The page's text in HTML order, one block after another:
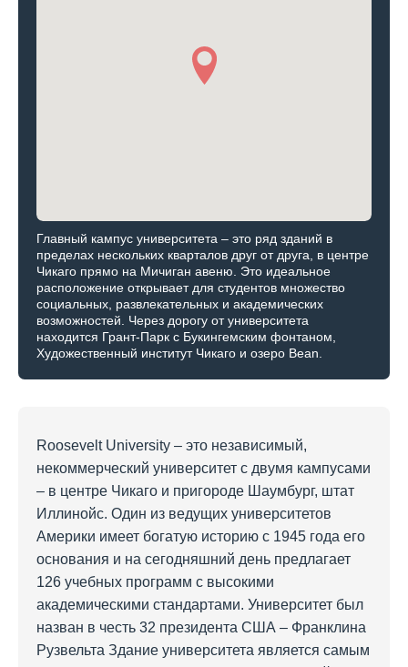
Главный кампус университета – это ряд зданий в
пределах нескольких кварталов друг от друга, в центре
Чикаго прямо на Мичиган авеню. Это идеальное
расположение открывает для студентов множество
социальных, развлекательных и академических
возможностей. Через дорогу от университета
находится Грант-Парк с Букингемским фонтаном,
Художественный институт Чикаго и озеро Bean.
Roosevelt University – это независимый,
некоммерческий университет с двумя кампусами
– в центре Чикаго и пригороде Шаумбург, штат
Иллинойс. Один из ведущих университетов
Америки имеет богатую историю с 1945 года его
основания и на сегодняшний день предлагает
126 учебных программ с высокими
академическими стандартами. Университет был
назван в честь 32 президента США – Франклина
Рузвельта Здание университета является самым